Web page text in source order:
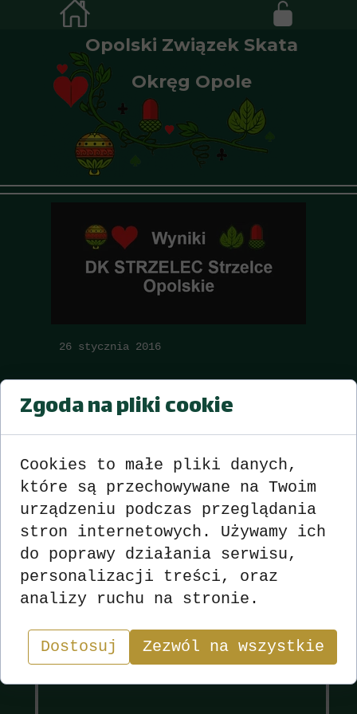
Opolski Związek Skata
Okręg Opole
Wyniki Sekcja
26 stycznia 2016
Strzelce Op. sezon 2015-2016
Turniej nr 21 z dnia 26.01.2016
r.
Wyniki >>> zobacz <<<
"W skacie wygrywa nie ten, kto ma najlepsze karty,
lecz ten, kto najlepiej nimi gra.”
Zgoda na pliki cookie
Cookies to małe pliki danych,
które są przechowywane na Twoim
urządzeniu podczas przeglądania
stron internetowych. Używamy ich
do poprawy działania serwisu,
personalizacji treści, oraz
analizy ruchu na stronie.
Dostosuj Zezwól na wszystkie